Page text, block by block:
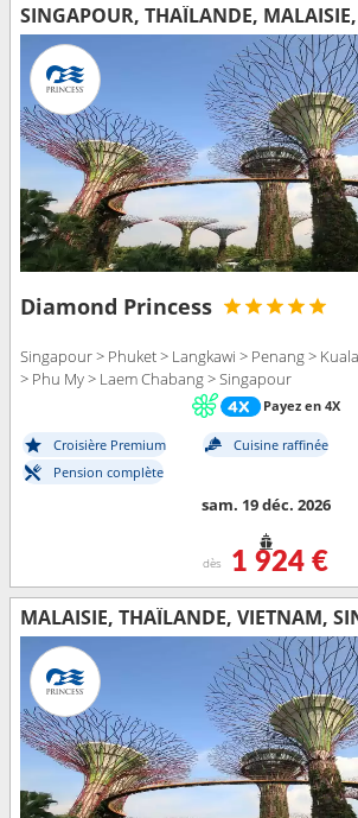
SINGAPOUR, THAÏLANDE,
Diamond Princess
Singapour > Phuket > Langkawi > Penang >
> Phu My > Laem Chabang > Singapour
Payez en 4X
Croisière Premium Cuisine raffinée
Pension complète
sam. 19 déc. 2026
dès 1 924 €
MALAISIE, THAÏLANDE, VIETNAM,